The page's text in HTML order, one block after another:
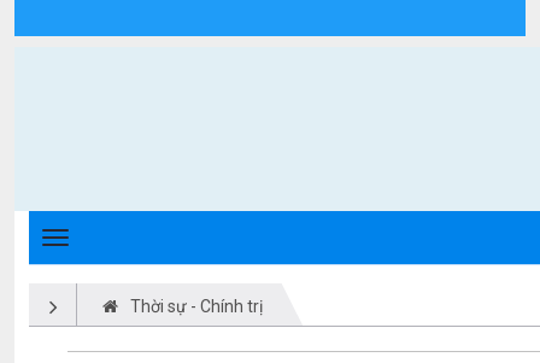
Thời sự - Chính trị